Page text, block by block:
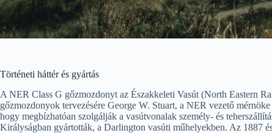
Történeti háttér és gyártás
A NER Class G gőzmozdonyt az Északkeleti Vasút (North Eastern
gőzmozdonyok tervezésére George W. Stuart, a NER vezető
hogy megbízhatóan szolgálják a vasútvonalak személy- és
Királyságban gyártották, a Darlington vasúti műhelyekben. Az 1887